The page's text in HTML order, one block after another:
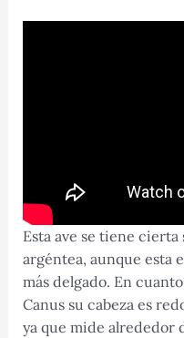
Esta ave se tiene
argéntea, aunque esta
más delgado. En
Canus su cabeza es
ya que mide alrededor